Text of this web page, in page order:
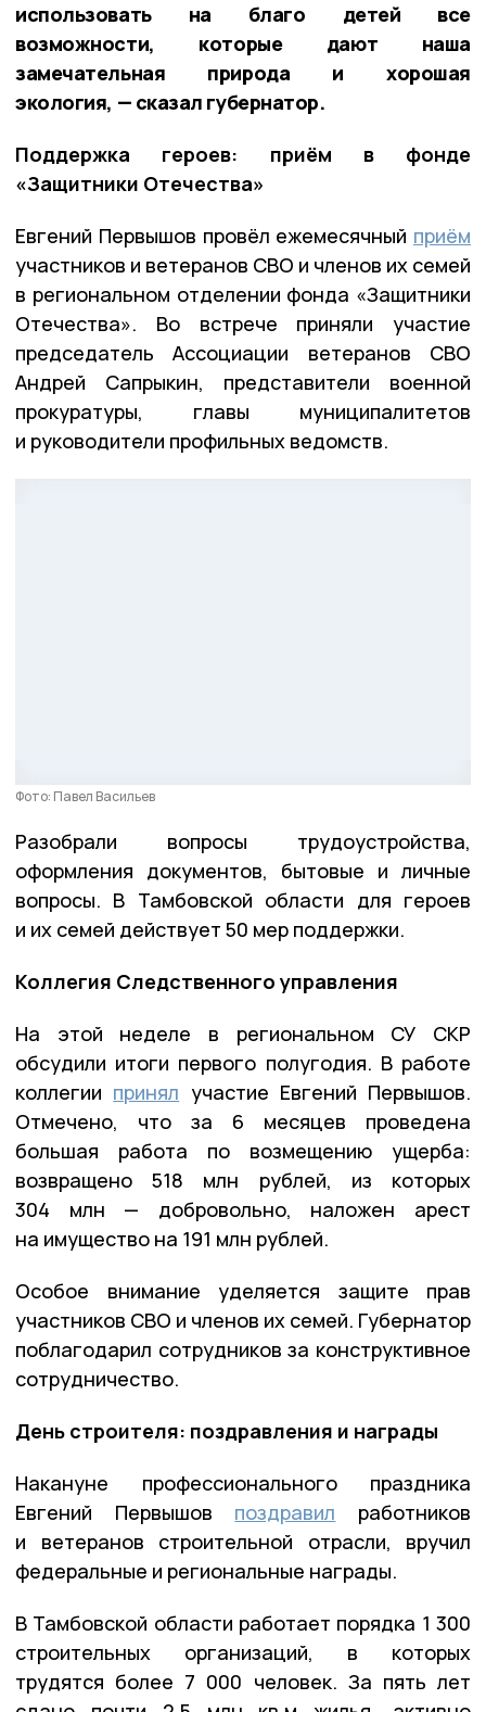
использовать на благо детей все
возможности, которые дают наша
замечательная природа и хорошая
экология, — сказал губернатор.
Поддержка героев: приём в фонде
«Защитники Отечества»
Евгений Первышов провёл ежемесячный приём
участников и ветеранов СВО и членов их семей
в региональном отделении фонда «Защитники
Отечества». Во встрече приняли участие
председатель Ассоциации ветеранов СВО
Андрей Сапрыкин, представители военной
прокуратуры, главы муниципалитетов
и руководители профильных ведомств.
Фото: Павел Васильев
Разобрали вопросы трудоустройства,
оформления документов, бытовые и личные
вопросы. В Тамбовской области для героев
и их семей действует 50 мер поддержки.
Коллегия Следственного управления
На этой неделе в региональном СУ СКР
обсудили итоги первого полугодия. В работе
коллегии принял участие Евгений Первышов.
Отмечено, что за 6 месяцев проведена
большая работа по возмещению ущерба:
возвращено 518 млн рублей, из которых
304 млн — добровольно, наложен арест
на имущество на 191 млн рублей.
Особое внимание уделяется защите прав
участников СВО и членов их семей. Губернатор
поблагодарил сотрудников за конструктивное
сотрудничество.
День строителя: поздравления и награды
Накануне профессионального праздника
Евгений Первышов поздравил работников
и ветеранов строительной отрасли, вручил
федеральные и региональные награды.
В Тамбовской области работает порядка 1 300
строительных организаций, в которых
трудятся более 7 000 человек. За пять лет